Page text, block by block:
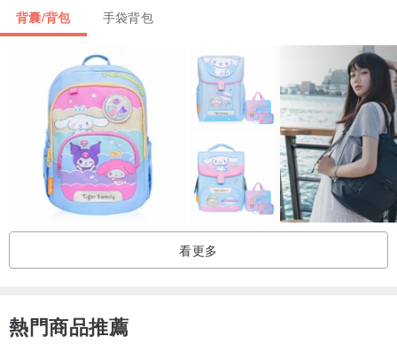
背帶長度：長背帶約65~95cm
重量：690g(約)
A4資料夾：不可
產地：中國(OMC台資企業)
附件：原廠防塵袋
背囊/背包 手袋背包
看更多
熱門商品推薦